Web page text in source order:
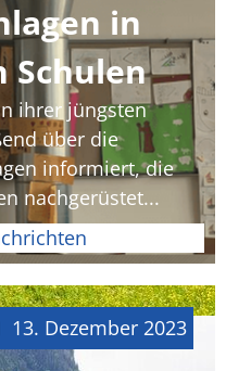
in
Schulen
ihrer jüngsten
über die
informiert, die
nachgerüstet...
13. Dezember 2023